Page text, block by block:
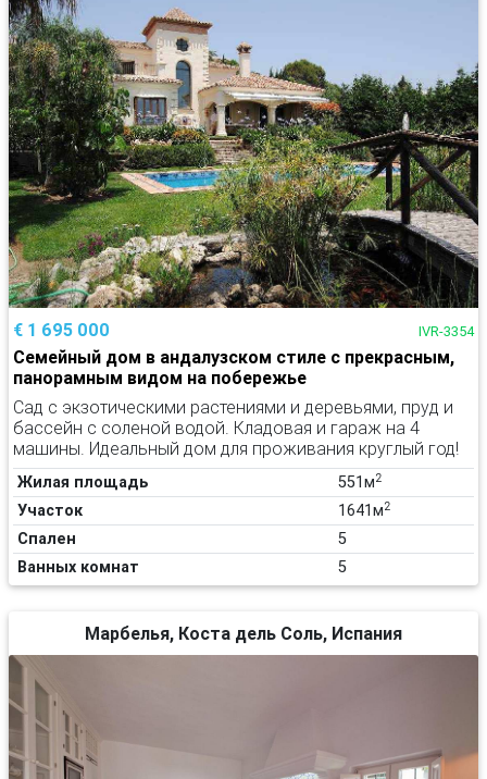
€ 1 695 000 IVR-3354
Семейный дом в андалузском стиле с прекрасным,
панорамным видом на побережье
Сад с экзотическими растениями и деревьями, пруд и
бассейн с соленой водой. Кладовая и гараж на 4
машины. Идеальный дом для проживания круглый год!
Жилая площадь 551м2
Участок 1641м2
Спален
5
Ванных комнат
5
Марбелья, Коста дель Соль, Испания